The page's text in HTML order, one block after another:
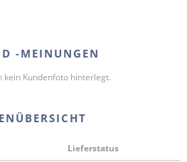
-MEINUNGEN
kein Kundenfoto hinterlegt.
Lieferstatus